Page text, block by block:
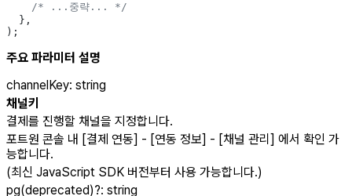
    /* ...중략... */
  },
);
주요 파라미터 설명
channelKey: string
채널키
결제를 진행할 채널을 지정합니다.
포트원 콘솔 내 [결제 연동] - [연동 정보] - [채널 관리] 에서 확인 가
능합니다.
(최신 JavaScript SDK 버전부터 사용 가능합니다.)
pg(deprecated)?: string